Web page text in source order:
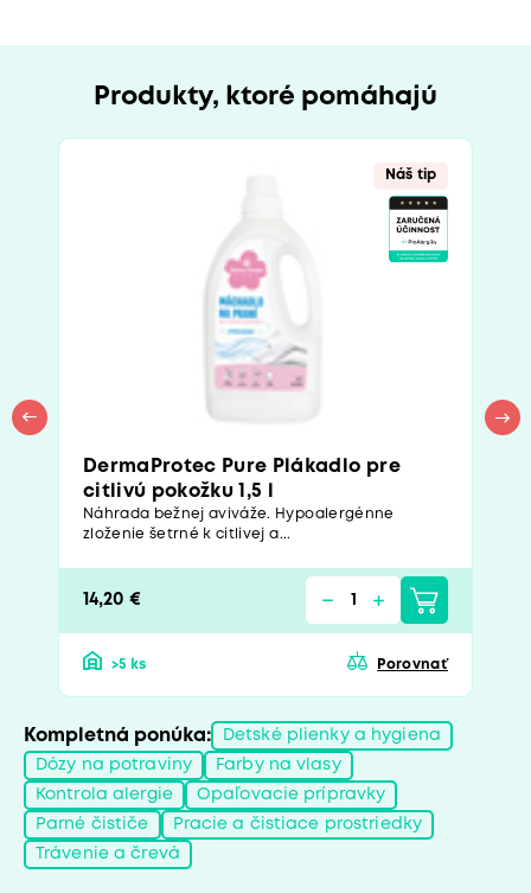
Produkty, ktoré pomáhajú
Náš tip
DermaProtec Pure Plákadlo pre
citlivú pokožku 1,5 l
Náhrada bežnej aviváže. Hypoalergénne
zloženie šetrné k citlivej a...
14,20 €
>5 ks Porovnať
Kompletná ponúka: Detské plienky a hygiena
Dózy na potraviny Farby na vlasy
Kontrola alergie Opaľovacie prípravky
Parné čističe Pracie a čistiace prostriedky
Trávenie a črevá